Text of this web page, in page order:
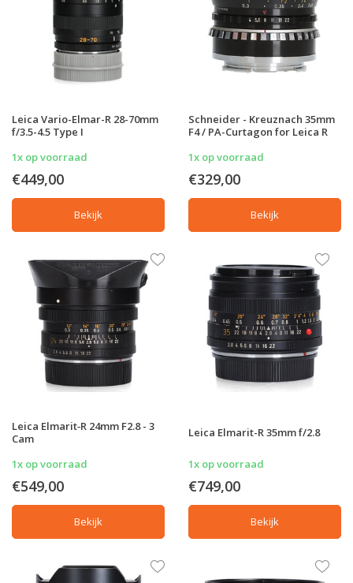
Leica Vario-Elmar-R 28-70mm
f/3.5-4.5 Type I
1x op voorraad
€449,00
Bekijk
Schneider - Kreuznach 35mm
F4 / PA-Curtagon for Leica R
1x op voorraad
€329,00
Bekijk
Leica Elmarit‑R 24mm F2.8 - 3
Cam
1x op voorraad
€549,00
Bekijk
Leica Elmarit-R 35mm f/2.8
1x op voorraad
€749,00
Bekijk